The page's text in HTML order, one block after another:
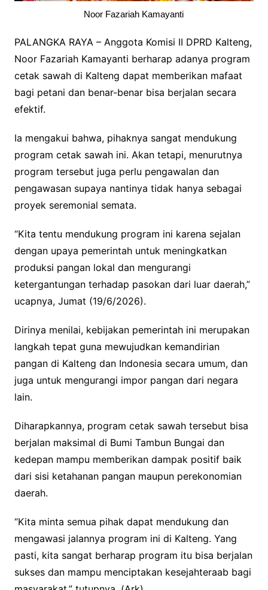
Noor Fazariah Kamayanti
PALANGKA RAYA – Anggota Komisi II DPRD Kalteng,
Noor Fazariah Kamayanti berharap adanya program
cetak sawah di Kalteng dapat memberikan mafaat
bagi petani dan benar-benar bisa berjalan secara
efektif.
Ia mengakui bahwa, pihaknya sangat mendukung
program cetak sawah ini. Akan tetapi, menurutnya
program tersebut juga perlu pengawalan dan
pengawasan supaya nantinya tidak hanya sebagai
proyek seremonial semata.
“Kita tentu mendukung program ini karena sejalan
dengan upaya pemerintah untuk meningkatkan
produksi pangan lokal dan mengurangi
ketergantungan terhadap pasokan dari luar daerah,”
ucapnya, Jumat (19/6/2026).
Dirinya menilai, kebijakan pemerintah ini merupakan
langkah tepat guna mewujudkan kemandirian
pangan di Kalteng dan Indonesia secara umum, dan
juga untuk mengurangi impor pangan dari negara
lain.
Diharapkannya, program cetak sawah tersebut bisa
berjalan maksimal di Bumi Tambun Bungai dan
kedepan mampu memberikan dampak positif baik
dari sisi ketahanan pangan maupun perekonomian
daerah.
“Kita minta semua pihak dapat mendukung dan
mengawasi jalannya program ini di Kalteng. Yang
pasti, kita sangat berharap program itu bisa berjalan
sukses dan mampu menciptakan kesejahteraab bagi